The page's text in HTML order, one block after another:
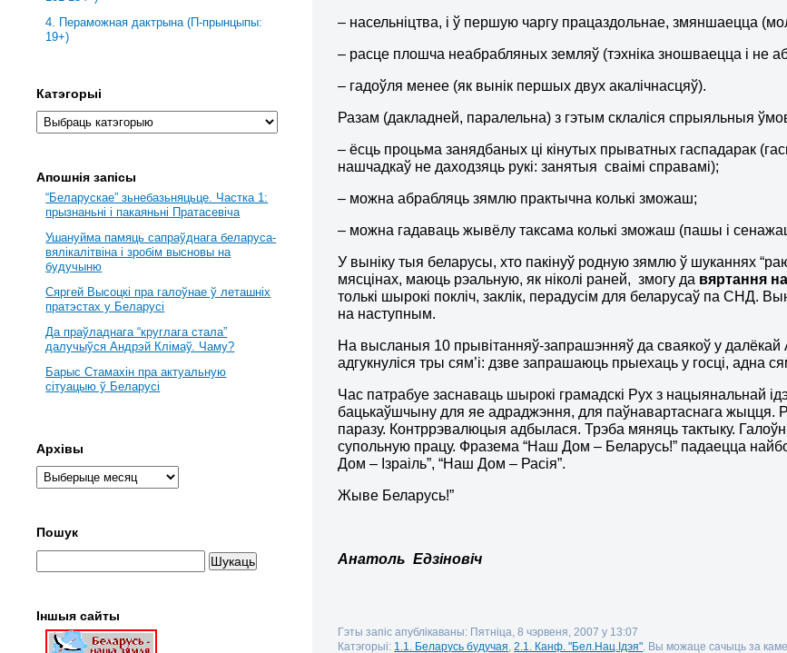
– насельніцтва, і ў першую чаргу працаздольнае, змяншаецца
– расце плошча неабрабляных земляў (тэхніка зношваецца і не
– гадоўля менее (як вынік першых двух акалічнасцяў).
Разам (дакладней, паралельна) з гэтым склаліся спрыяльныя
– ёсць процьма занядбаных ці кінутых прыватных гаспадарак
нашчадкаў не даходзяць рукі: занятыя сваімі справамі);
– можна абрабляць зямлю практычна колькі зможаш;
– можна гадаваць жывёлу таксама колькі зможаш (пашы і
У выніку тыя беларусы, хто пакінуў родную зямлю ў шуканнях
мясцінах, маюць рэальную, як ніколі раней, змогу да вяртання
толькі шырокі покліч, заклік, перадусім для беларусаў па СНД.
на наступным.
На высланыя 10 прывітанняў-запрашэнняў да сваякоў у далёкай
адгукнуліся тры сям’і: дзве запрашаюць прыехаць у госці, адна
Час патрабуе заснаваць шырокі грамадскі Рух з нацыянальнай
бацькаўшчыну для яе адраджэння, для паўнавартаснага
паразу. Контррэвалюцыя адбылася. Трэба мяняць тактыку.
супольную працу. Фразема “Наш Дом – Беларусь!” падаецца
Дом – Ізраіль”, “Наш Дом – Расія”.
Жыве Беларусь!”
Анатоль Едзіновіч
Гэты запіс апублікаваны: Пятніца, 8 чэрвеня, 2007 у 13:07
Катэгорыі: 1.1. Беларусь будучая ,2.1. Канф. "Бел.Нац.Ідэя" . Вы можаце сачыць за
4. Пераможная дактрына (П-прынцыпы:
19+)
Катэгорыі
Апошнія запісы
“Беларускае” зьнебазьняцьце. Частка 1:
прызнаньні і пакаяньні Пратасевіча
Ушануйма памяць сапраўднага беларуса-
вялікалітвіна і зробім высновы на
будучыню
Сяргей Высоцкі пра галоўнае ў леташніх
пратэстах у Беларусі
Да праўладнага “круглага стала”
далучыўся Андрэй Клімаў. Чаму?
Барыс Стамахін пра актуальную
сітуацыю ў Беларусі
Архівы
Пошук
Іншыя сайты